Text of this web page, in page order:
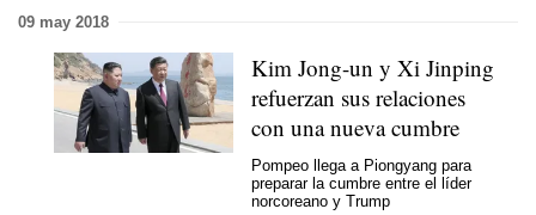
09 may 2018
Kim Jong-un y Xi Jinping
refuerzan sus relaciones
con una nueva cumbre
Pompeo llega a Piongyang para
preparar la cumbre entre el líder
norcoreano y Trump